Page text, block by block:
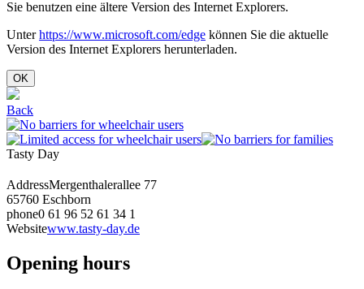
Sie benutzen eine ältere Version des Internet Explorers.
Unterhttps://www.microsoft.com/edge können Sie die aktuelle
Version des Internet Explorers herunterladen.
OK
Back
Tasty Day
AddressMergenthalerallee 77
65760 Eschborn
phone0 61 96 52 61 34 1
Websitewww.tasty-day.de
Opening hours